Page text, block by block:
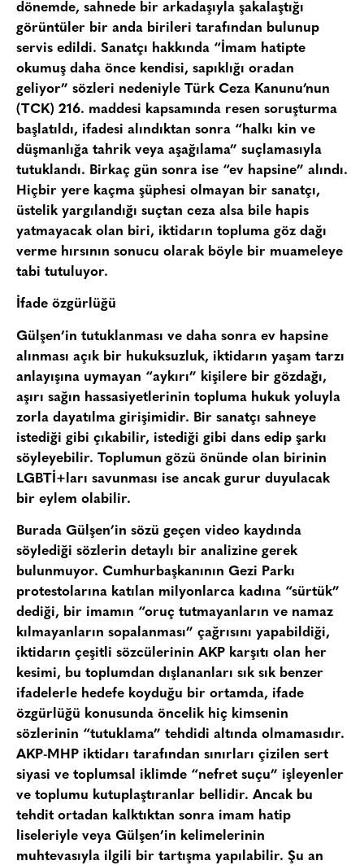
dönemde, sahnede bir arkadaşıyla şakalaştığı
görüntüler bir anda birileri tarafından bulunup
servis edildi. Sanatçı hakkında “İmam hatipte
okumuş daha önce kendisi, sapıklığı oradan
geliyor” sözleri nedeniyle Türk Ceza Kanunu’nun
(TCK) 216. maddesi kapsamında resen soruşturma
başlatıldı, ifadesi alındıktan sonra “halkı kin ve
düşmanlığa tahrik veya aşağılama” suçlamasıyla
tutuklandı. Birkaç gün sonra ise “ev hapsine” alındı.
Hiçbir yere kaçma şüphesi olmayan bir sanatçı,
üstelik yargılandığı suçtan ceza alsa bile hapis
yatmayacak olan biri, iktidarın topluma göz dağı
verme hırsının sonucu olarak böyle bir muameleye
tabi tutuluyor.
İfade özgürlüğü
Gülşen’in tutuklanması ve daha sonra ev hapsine
alınması açık bir hukuksuzluk, iktidarın yaşam tarzı
anlayışına uymayan “aykırı” kişilere bir gözdağı,
aşırı sağın hassasiyetlerinin topluma hukuk yoluyla
zorla dayatılma girişimidir. Bir sanatçı sahneye
istediği gibi çıkabilir, istediği gibi dans edip şarkı
söyleyebilir. Toplumun gözü önünde olan birinin
LGBTİ+ları savunması ise ancak gurur duyulacak
bir eylem olabilir.
Burada Gülşen’in sözü geçen video kaydında
söylediği sözlerin detaylı bir analizine gerek
bulunmuyor. Cumhurbaşkanının Gezi Parkı
protestolarına katılan milyonlarca kadına “sürtük”
dediği, bir imamın “oruç tutmayanların ve namaz
kılmayanların sopalanması” çağrısını yapabildiği,
iktidarın çeşitli sözcülerinin AKP karşıtı olan her
kesimi, bu toplumdan dışlananları sık sık benzer
ifadelerle hedefe koyduğu bir ortamda, ifade
özgürlüğü konusunda öncelik hiç kimsenin
sözlerinin “tutuklama” tehdidi altında olmamasıdır.
AKP-MHP iktidarı tarafından sınırları çizilen sert
siyasi ve toplumsal iklimde “nefret suçu” işleyenler
ve toplumu kutuplaştıranlar bellidir. Ancak bu
tehdit ortadan kalktıktan sonra imam hatip
liseleriyle veya Gülşen’in kelimelerinin
muhtevasıyla ilgili bir tartışma yapılabilir. Şu an